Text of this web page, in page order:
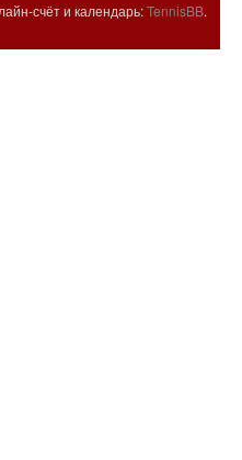
счёт и календарь:TennisBB.